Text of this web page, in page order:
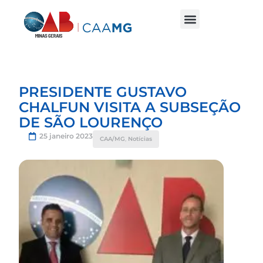
PRESIDENTE GUSTAVO
CHALFUN VISITA A SUBSEÇÃO
DE SÃO LOURENÇO
25 janeiro 2023 CAA/MG, Notícias